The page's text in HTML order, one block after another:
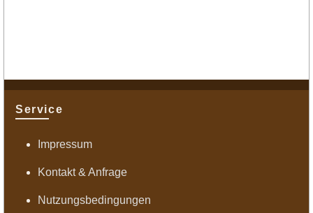
Service
Impressum
Kontakt & Anfrage
Nutzungsbedingungen